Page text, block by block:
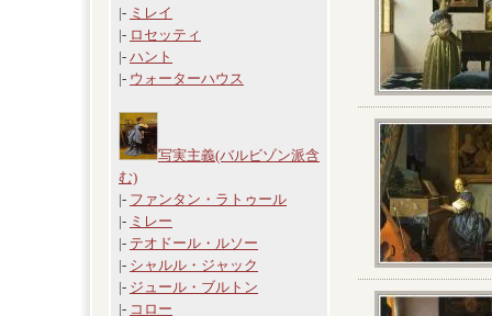
|- ミレイ
|- ロセッティ
|- ハント
|- ウォーターハウス
写実主義(バルビゾン派含
む)
|- ファンタン・ラトゥール
|- ミレー
|- テオドール・ルソー
|- シャルル・ジャック
|- ジュール・ブルトン
|- コロー